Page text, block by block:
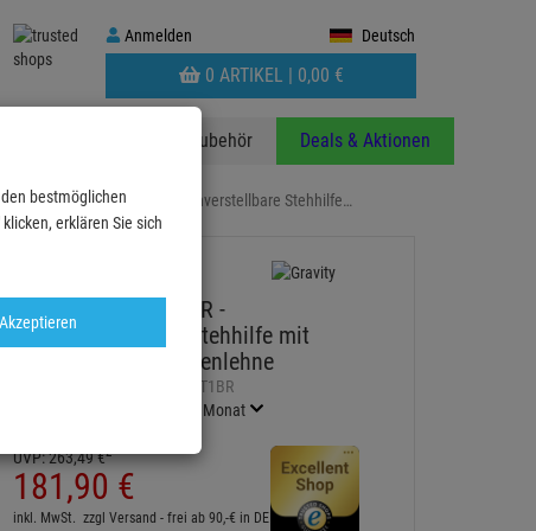
Anmelden
Anmelden Deutsch
WARENKORB
AUFKLAPPEN
0 ARTIKEL | 0,00 €
Zubehör Deals & Aktionen
Gravity FM SEAT1 BR - Höhenverstellbare Stehhilfe…
Gravity FM SEAT1 BR -
Höhenverstellbare Stehhilfe mit
Fußstütze und Rückenlehne
AHGFMSEAT1BR
/ Monat
UVP:263,49€2
181,90 €
inkl. MwSt. zzgl Versand - frei ab 90,-€ in DE
bestmöglichen
erklären Sie sich